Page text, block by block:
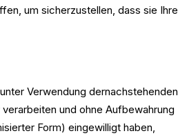
um sicherzustellen, dass sie Ihre
Verwendung dernachstehenden
und ohne Aufbewahrung
Form) eingewilligt haben,